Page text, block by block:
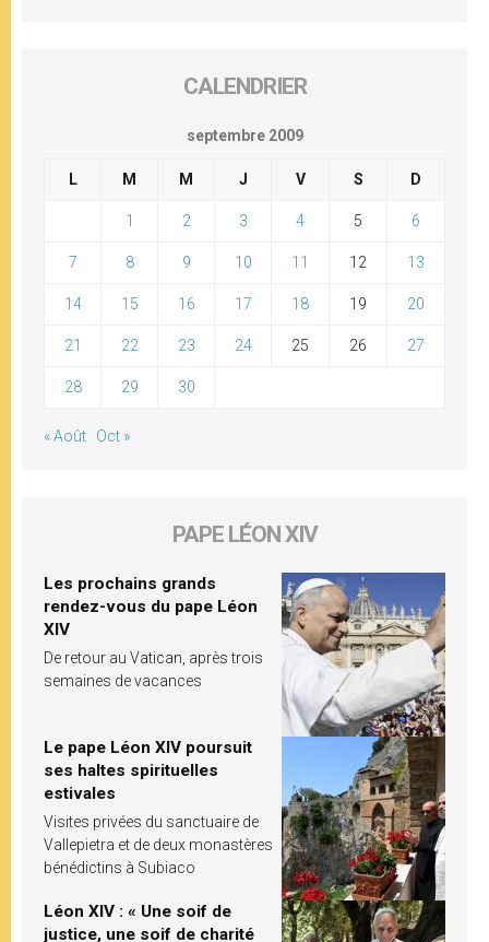
CALENDRIER
septembre 2009
L M M J V S D
1 2 3 4 5 6
7 8 9 10 11 12 13
14 15 16 17 18 19 20
21 22 23 24 25 26 27
28 29 30
« Août Oct »
PAPE LÉON XIV
Les prochains grands
rendez-vous du pape Léon
XIV
De retour au Vatican, après trois
semaines de vacances
Le pape Léon XIV poursuit
ses haltes spirituelles
estivales
Visites privées du sanctuaire de
Vallepietra et de deux monastères
bénédictins à Subiaco
Léon XIV : « Une soif de
justice, une soif de charité